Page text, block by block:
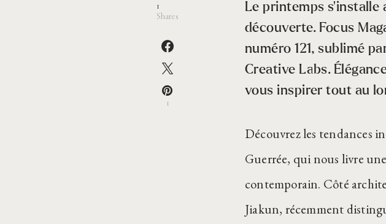
1
Shares
1
Le printemps
découverte. Focus
numéro 121, sublimé
Creative Labs.
vous inspirer tout au
Découvrez les tendances
Guerrée, qui nous livre
contemporain. Côté
Jiakun, récemment